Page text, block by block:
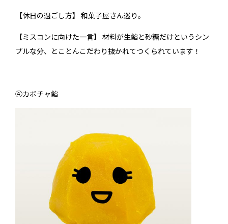
【休日の過ごし方】 和菓子屋さん巡り。
【ミスコンに向けた一言】 材料が生餡と砂糖だけというシン
プルな分、とことんこだわり抜かれてつくられています！
④カボチャ餡